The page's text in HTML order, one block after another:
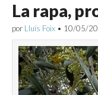
La rapa,
por Lluís Foix • 10/05/